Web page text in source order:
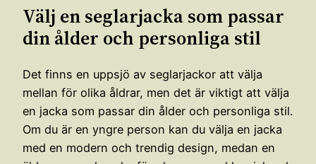
Välj en seglarjacka som passar
din ålder och personliga stil
Det finns en uppsjö av seglarjackor att välja
mellan för olika åldrar, men det är viktigt att välja
en jacka som passar din ålder och personliga stil.
Om du är en yngre person kan du välja en jacka
med en modern och trendig design, medan en